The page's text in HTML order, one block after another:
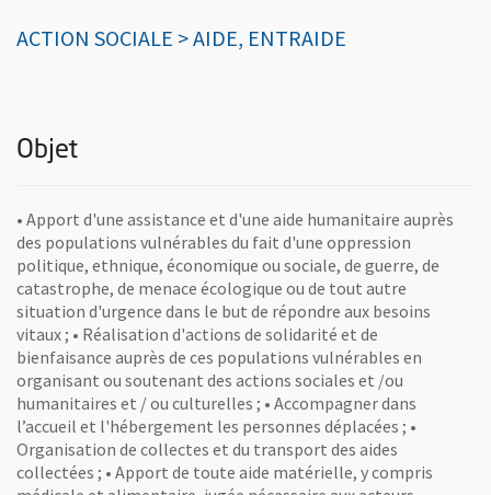
ACTION SOCIALE > AIDE, ENTRAIDE
Objet
• Apport d'une assistance et d'une aide humanitaire auprès
des populations vulnérables du fait d'une oppression
politique, ethnique, économique ou sociale, de guerre, de
catastrophe, de menace écologique ou de tout autre
situation d'urgence dans le but de répondre aux besoins
vitaux ; • Réalisation d'actions de solidarité et de
bienfaisance auprès de ces populations vulnérables en
organisant ou soutenant des actions sociales et /ou
humanitaires et / ou culturelles ; • Accompagner dans
l’accueil et l'hébergement les personnes déplacées ; •
Organisation de collectes et du transport des aides
collectées ; • Apport de toute aide matérielle, y compris